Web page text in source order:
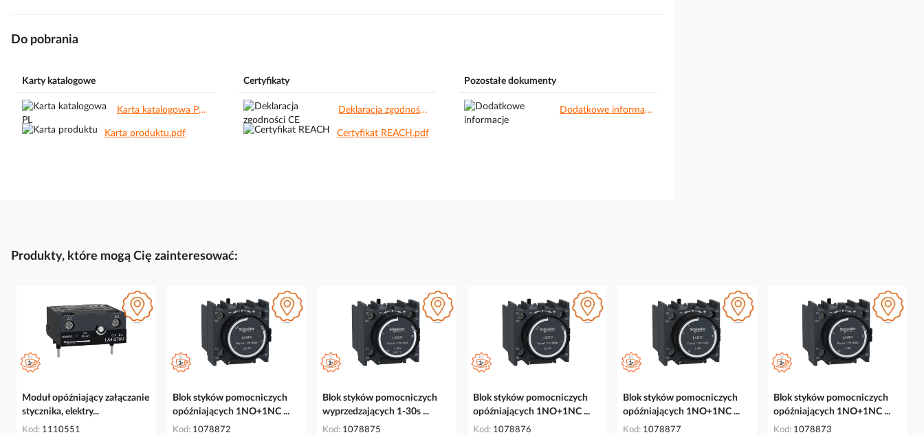
Do pobrania
Karty katalogowe
Karta katalogowa PL.pdf
Karta produktu.pdf
Certyfikaty
Deklaracja zgodności CE.pdf
Certyfikat REACH.pdf
Pozostałe dokumenty
Dodatkowe informacje.pdf
Produkty, które mogą Cię zainteresować:
Moduł opóźniający załączanie
stycznika, elektry...
Kod 1110551
Blok styków pomocniczych
opóźniających 1NO+1NC ...
Kod 1078872
Blok styków pomocniczych
wyprzedzających 1-30s ...
Kod 1078875
Blok styków pomocniczych
opóźniających 1NO+1NC ...
Kod 1078876
Blok styków pomocniczych
opóźniających 1NO+1NC ...
Kod 1078877
Blok styków pomocniczych
opóźniających 1NO+1NC ...
Kod 1078873